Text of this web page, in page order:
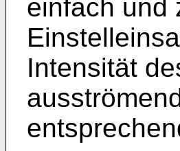
einfach und
Intensität